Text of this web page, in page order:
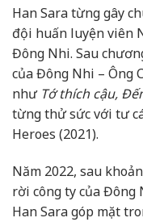
Han Sara từng gây
đội huấn luyện viên
Đông Nhi. Sau
của Đông Nhi – Ông
như Tớ thích cậu,
từng thử sức với tư
Heroes (2021).
Năm 2022, sau
rời công ty của Đông
Han Sara góp mặt